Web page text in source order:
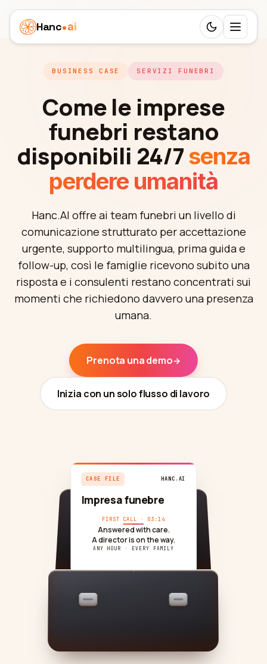
Hanc ai
Switch to
Panoramica
Funzionalità
Workflow
24 ruoli
Trunk SIP
Integrazioni
CRM
Anche su Microsoft Marketplace
Distribuisci Hanc AI nella tua subscription
Azure
SANITÀ
Dentista
Medico
Veterinario
Fisioterapia
Salone di bellezza
Autofficina
Ristorante
E-commerce
Location per eventi
Fitness
Autoscuola
PROFESSIONALE
Avvocato
Consulente fiscale
Agenzia
Casi d'uso
Clinica pediatrica
Agenzia immobiliare
Impresa funebre
Studio privato
Ospitalità premium
Servizi di emergenza
Vedi tutti i casi →
Prezzi
Risorse
Blog
Documentazione
STRUMENTI
Calcolatore ROI
Partner
Marchio bianco
GUADAGNA
Programma affiliati
Partner Esecutivo
Registrati →
Italia
Crea agente
BUSINESS CASE SERVIZI FUNEBRI
Come le imprese
funebri restano
disponibili 24/7senza
perdere umanità
Hanc.AI offre ai team funebri un livello di
comunicazione strutturato per accettazione
urgente, supporto multilingua, prima guida e
follow-up, così le famiglie ricevono subito una
risposta e i consulenti restano concentrati sui
momenti che richiedono davvero una presenza
umana.
Prenota una demo→
Inizia con un solo flusso di lavoro
CASE FILE
Impresa funebre
ANY HOUR · EVERY FAMILY